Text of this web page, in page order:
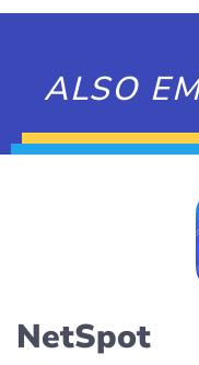
ALSO
NetSpot